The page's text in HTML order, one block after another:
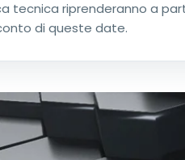
tecnica riprenderanno a
di queste date.